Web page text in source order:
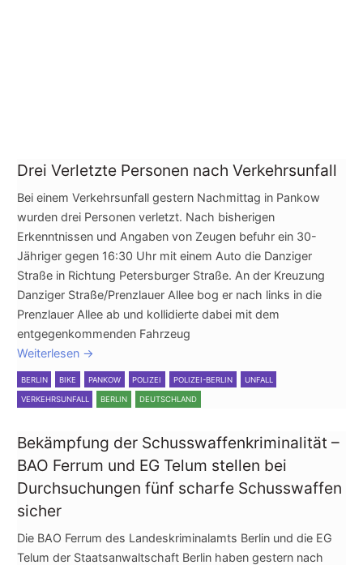
Drei Verletzte Personen nach Verkehrsunfall
Bei einem Verkehrsunfall gestern Nachmittag in Pankow
wurden drei Personen verletzt. Nach bisherigen
Erkenntnissen und Angaben von Zeugen befuhr ein 30-
Jähriger gegen 16:30 Uhr mit einem Auto die Danziger
Straße in Richtung Petersburger Straße. An der Kreuzung
Danziger Straße/Prenzlauer Allee bog er nach links in die
Prenzlauer Allee ab und kollidierte dabei mit dem
entgegenkommenden Fahrzeug
Weiterlesen →
BERLIN BIKE PANKOW POLIZEI POLIZEI-BERLIN UNFALL
VERKEHRSUNFALL BERLIN DEUTSCHLAND
Bekämpfung der Schusswaffenkriminalität –
BAO Ferrum und EG Telum stellen bei
Durchsuchungen fünf scharfe Schusswaffen
sicher
Die BAO Ferrum des Landeskriminalamts Berlin und die EG
Telum der Staatsanwaltschaft Berlin haben gestern nach